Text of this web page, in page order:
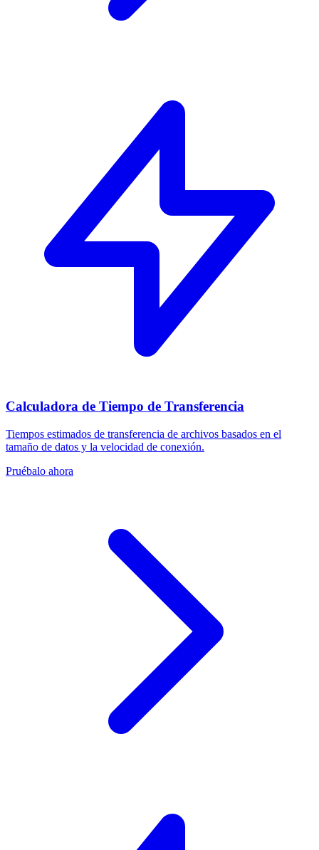
Calculadora de Tiempo de Transferencia
Tiempos estimados de transferencia de archivos basados en el
tamaño de datos y la velocidad de conexión.
Pruébalo ahora